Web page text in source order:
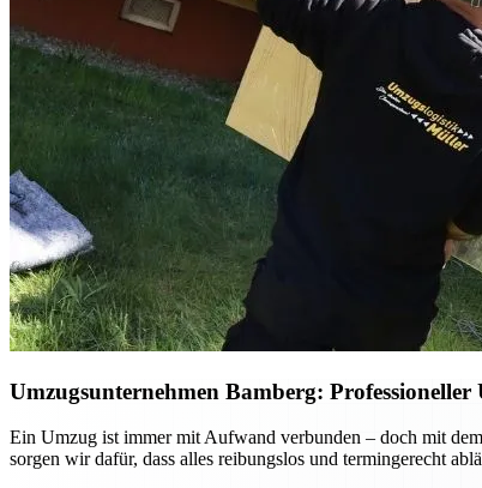
Umzugsunternehmen Bamberg:
Ein Umzug ist immer mit Aufwand verbunden – doch mit
sorgen wir dafür, dass alles reibungslos und termingerecht